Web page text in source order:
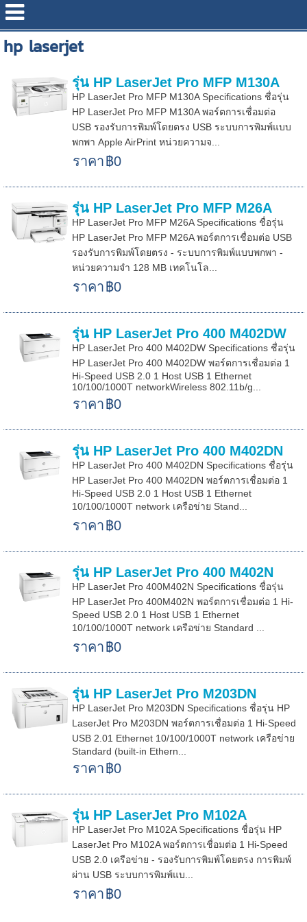
hp laserjet
รุ่น HP LaserJet Pro MFP M130A
HP LaserJet Pro MFP M130A Specifications ชื่อรุ่น
HP LaserJet Pro MFP M130A พอร์ตการเชื่อมต่อ
USB รองรับการพิมพ์โดยตรง USB ระบบการพิมพ์แบบ
พกพา Apple AirPrint หน่วยความจ...
ราคา฿0
รุ่น HP LaserJet Pro MFP M26A
HP LaserJet Pro MFP M26A Specifications ชื่อรุ่น
HP LaserJet Pro MFP M26A พอร์ตการเชื่อมต่อ USB
รองรับการพิมพ์โดยตรง - ระบบการพิมพ์แบบพกพา -
หน่วยความจำ 128 MB เทคโนโล...
ราคา฿0
รุ่น HP LaserJet Pro 400 M402DW
HP LaserJet Pro 400 M402DW Specifications ชื่อรุ่น
HP LaserJet Pro 400 M402DW พอร์ตการเชื่อมต่อ 1
Hi-Speed USB 2.0 1 Host USB 1 Ethernet
10/100/1000T networkWireless 802.11b/g...
ราคา฿0
รุ่น HP LaserJet Pro 400 M402DN
HP LaserJet Pro 400 M402DN Specifications ชื่อรุ่น
HP LaserJet Pro 400 M402DN พอร์ตการเชื่อมต่อ 1
Hi-Speed USB 2.0 1 Host USB 1 Ethernet
10/100/1000T network เครือข่าย Stand...
ราคา฿0
รุ่น HP LaserJet Pro 400 M402N
HP LaserJet Pro 400M402N Specifications ชื่อรุ่น
HP LaserJet Pro 400M402N พอร์ตการเชื่อมต่อ 1 Hi-
Speed USB 2.0 1 Host USB 1 Ethernet
10/100/1000T network เครือข่าย Standard ...
ราคา฿0
รุ่น HP LaserJet Pro M203DN
HP LaserJet Pro M203DN Specifications ชื่อรุ่น HP
LaserJet Pro M203DN พอร์ตการเชื่อมต่อ 1 Hi-Speed
USB 2.01 Ethernet 10/100/1000T network เครือข่าย
Standard (built-in Ethern...
ราคา฿0
รุ่น HP LaserJet Pro M102A
HP LaserJet Pro M102A Specifications ชื่อรุ่น HP
LaserJet Pro M102A พอร์ตการเชื่อมต่อ 1 Hi-Speed
USB 2.0 เครือข่าย - รองรับการพิมพ์โดยตรง การพิมพ์
ผ่าน USB ระบบการพิมพ์แบ...
ราคา฿0